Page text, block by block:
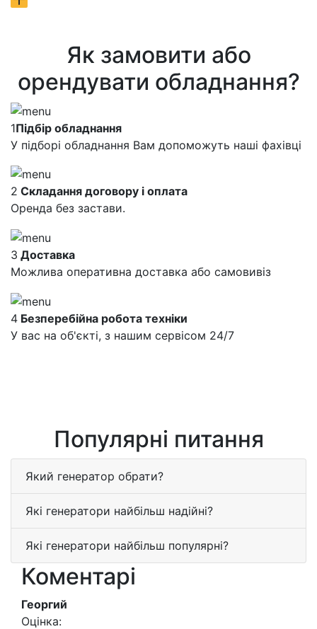
Як замовити або
орендувати обладнання?
1Підбір обладнання
У підборі обладнання Вам допоможуть наші фахівці
2 Складання договору і оплата
Оренда без застави.
3 Доставка
Можлива оперативна доставка або самовивіз
4 Безперебійна робота техніки
У вас на об'єкті, з нашим сервісом 24/7
Популярні питання
Який генератор обрати?
Які генератори найбільш надійні?
Які генератори найбільш популярні?
Коментарі
Георгий
Оцінка: